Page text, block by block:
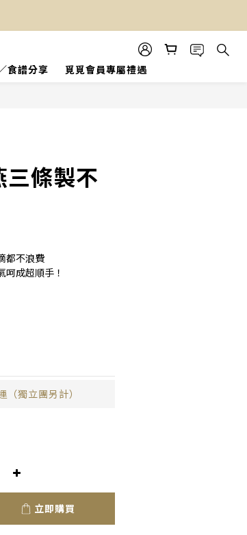
食譜分享 覓覓會員專屬禮遇
條製不
都不浪費
成超順手！
獨立團另計）
立即購買